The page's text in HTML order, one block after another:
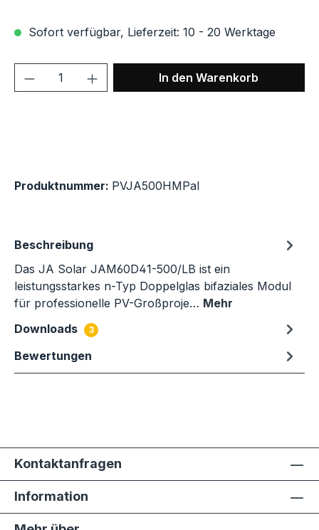
Sofort verfügbar, Lieferzeit: 10 - 20 Werktage
Produkt Anzahl: Gib denIn den Warenkorb
Produktnummer: PVJA500HMPal
Beschreibung
Das JA Solar JAM60D41-500/LB ist ein
leistungsstarkes n-Typ Doppelglas bifaziales Modul
für professionelle PV-Großproje… Mehr
Downloads
3
Bewertungen
Kontaktanfragen
Information